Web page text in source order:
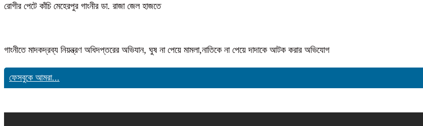
রোগীর পেটে কাঁচি মেহেরপুর গাংনীর ডা. রাজা জেল হাজতে
গাংনীতে মাদকদ্রব্য নিয়ন্ত্রণ অধিদপ্তরের অভিযান, ঘুষ না পেয়ে মামলা,নাতিকে না পেয়ে দাদাকে আটক করার অভিযোগ
ফেসবুকে আমরা...